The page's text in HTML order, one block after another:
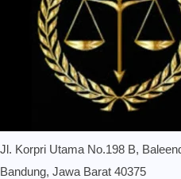
Jl. Korpri Utama No.198 B,
Bandung, Jawa Barat 40375